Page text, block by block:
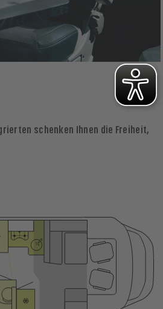
schenken Ihnen die Freiheit,